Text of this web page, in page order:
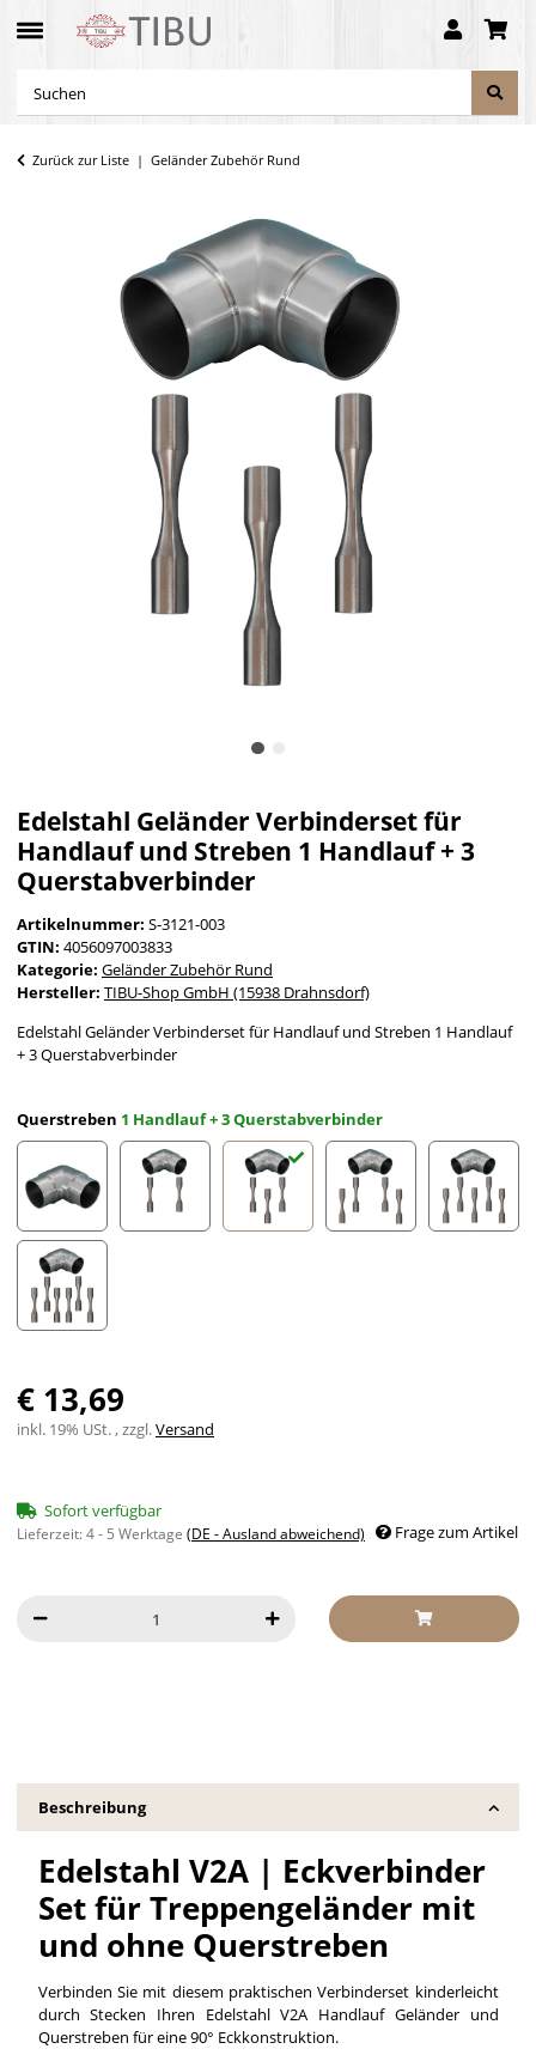
Zurück zur Liste Geländer Zubehör Rund
Edelstahl Geländer Verbinderset für
Handlauf und Streben 1 Handlauf + 3
Querstabverbinder
Artikelnummer: S-3121-003
GTIN: 4056097003833
Kategorie: Geländer Zubehör Rund
Hersteller: TIBU-Shop GmbH (15938 Drahnsdorf)
Edelstahl Geländer Verbinderset für Handlauf und Streben 1 Handlauf
+ 3 Querstabverbinder
Querstreben 1 Handlauf + 3 Querstabverbinder
1 Handlaufverbinder
€ 13,69
inkl. 19% USt. , zzgl.Versand
Sofort verfügbar
Lieferzeit:4 - 5 Werktage (DE - Ausland abweichend) Frage zum Artikel
Beschreibung
Edelstahl V2A | Eckverbinder
Set für Treppengeländer mit
und ohne Querstreben
Verbinden Sie mit diesem praktischen Verbinderset kinderleicht
durch Stecken Ihren Edelstahl V2A Handlauf Geländer und
Querstreben für eine 90° Eckkonstruktion.